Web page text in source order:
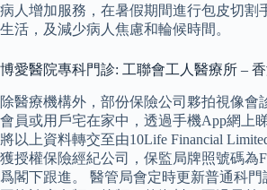
病人增加服務，在暑假期間進行包皮切割
生活，及減少病人焦慮和輪候時間。
博愛醫院專科門診: 工聯會工人醫療所 –
除醫療機構外，部份保險公司夥拍視像會
會員或用戶宅在家中，透過手機App網上
將以上資料轉交至由10Life Financial
獲授權保險經紀公司，保監局牌照號碼為
爲閣下跟進。 醫管局會定時更新普通科